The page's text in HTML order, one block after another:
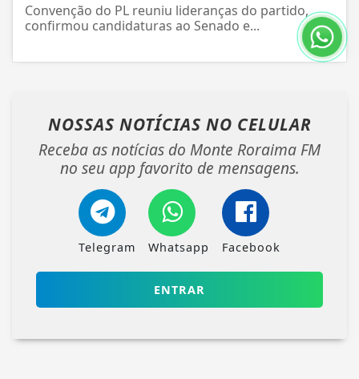
Convenção do PL reuniu lideranças do partido,
confirmou candidaturas ao Senado e...
NOSSAS NOTÍCIAS NO CELULAR
Receba as notícias do Monte Roraima FM
no seu app favorito de mensagens.
Telegram Whatsapp Facebook
ENTRAR